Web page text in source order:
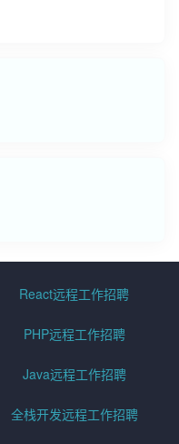
React远程工作招聘
PHP远程工作招聘
Java远程工作招聘
全栈开发远程工作招聘